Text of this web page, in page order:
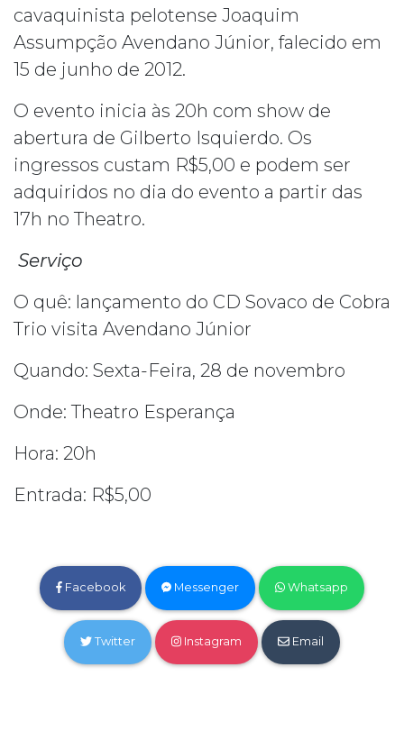
cavaquinista pelotense Joaquim
Assumpção Avendano Júnior, falecido em
15 de junho de 2012.
O evento inicia às 20h com show de
abertura de Gilberto Isquierdo. Os
ingressos custam R$5,00 e podem ser
adquiridos no dia do evento a partir das
17h no Theatro.
Serviço
O quê: lançamento do CD Sovaco de Cobra
Trio visita Avendano Júnior
Quando: Sexta-Feira, 28 de novembro
Onde: Theatro Esperança
Hora: 20h
Entrada: R$5,00
Facebook Messenger Whatsapp
Twitter Instagram Email